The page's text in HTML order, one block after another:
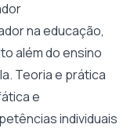
na educação,
além do ensino
Teoria e prática
e
individuais